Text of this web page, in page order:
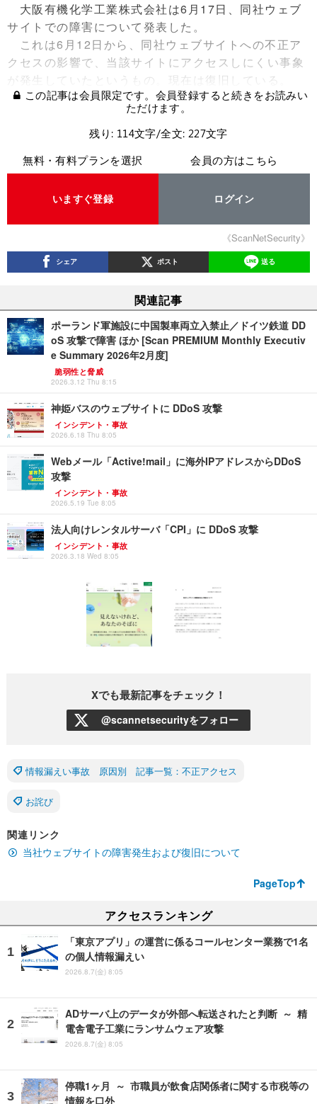
大阪有機化学工業株式会社は6月17日、同社ウェブ
サイトでの障害について発表した。
これは6月12日から、同社ウェブサイトへの不正ア
クセスの影響で、当該サイトにアクセスしにくい事象
が発生していたというもの。現在は復旧している。
この記事は会員限定です。会員登録すると続きをお読みい
ただけます。
残り: 114文字/全文: 227文字
無料・有料プランを選択
いますぐ登録
会員の方はこちら
ログイン
《ScanNetSecurity》
シェア ポスト 送る
関連記事
ポーランド軍施設に中国製車両立入禁止／ドイツ鉄道 DD
oS 攻撃で障害 ほか [Scan PREMIUM Monthly Executiv
e Summary 2026年2月度]
脆弱性と脅威
2026.3.12 Thu 8:15
神姫バスのウェブサイトに DDoS 攻撃
インシデント・事故
2026.6.18 Thu 8:05
Webメール「Active!mail」に海外IPアドレスからDDoS
攻撃
インシデント・事故
2026.5.19 Tue 8:05
法人向けレンタルサーバ「CPI」に DDoS 攻撃
インシデント・事故
2026.3.18 Wed 8:05
Xでも最新記事をチェック！
@scannetsecurityをフォロー
情報漏えい事故 原因別 記事一覧：不正アクセス
お詫び
関連リンク
当社ウェブサイトの障害発生および復旧について
PageTop
アクセスランキング
「東京アプリ」の運営に係るコールセンター業務で1名
の個人情報漏えい
2026.8.7(金) 8:05
ADサーバ上のデータが外部へ転送されたと判断 ～ 精
電舎電子工業にランサムウェア攻撃
2026.8.7(金) 8:05
停職1ヶ月 ～ 市職員が飲食店関係者に関する市税等の
情報を口外